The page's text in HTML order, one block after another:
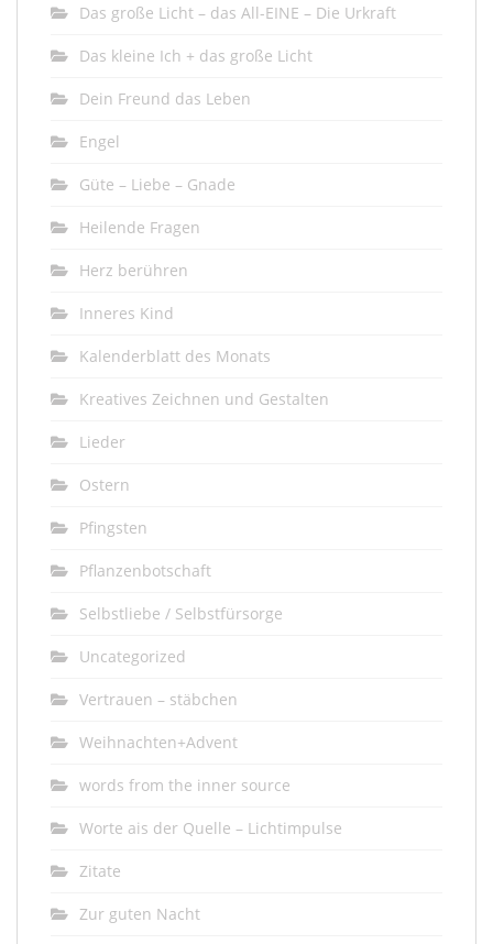
Das große Licht – das All-EINE – Die Urkraft
Das kleine Ich + das große Licht
Dein Freund das Leben
Engel
Güte – Liebe – Gnade
Heilende Fragen
Herz berühren
Inneres Kind
Kalenderblatt des Monats
Kreatives Zeichnen und Gestalten
Lieder
Ostern
Pfingsten
Pflanzenbotschaft
Selbstliebe / Selbstfürsorge
Uncategorized
Vertrauen – stäbchen
Weihnachten+Advent
words from the inner source
Worte ais der Quelle – Lichtimpulse
Zitate
Zur guten Nacht